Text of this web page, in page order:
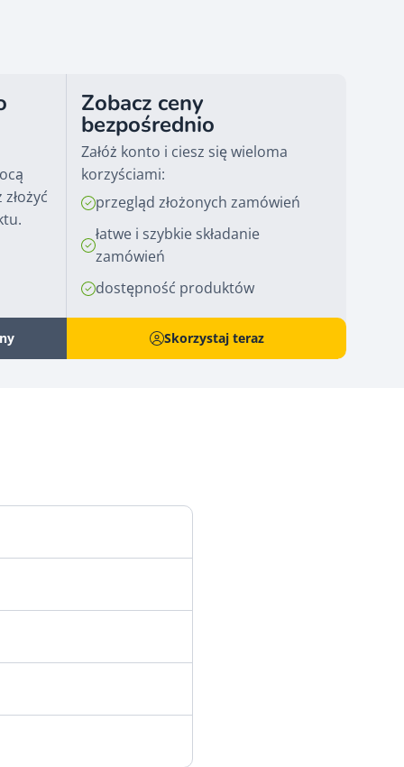
Zobacz ceny
bezpośrednio
Załóż konto i ciesz się wieloma
korzyściami:
przegląd złożonych zamówień
łatwe i szybkie składanie
zamówień
dostępność produktów
Skorzystaj teraz